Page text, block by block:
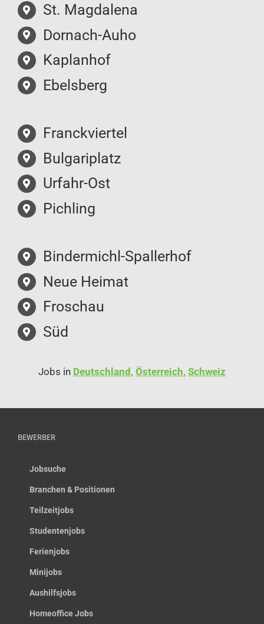
St. Magdalena
Dornach-Auho
Kaplanhof
Ebelsberg
Franckviertel
Bulgariplatz
Urfahr-Ost
Pichling
Bindermichl-Spallerhof
Neue Heimat
Froschau
Süd
Jobs in Deutschland , Österreich, Schweiz
BEWERBER
Jobsuche
Branchen & Positionen
Teilzeitjobs
Studentenjobs
Ferienjobs
Minijobs
Aushilfsjobs
Homeoffice Jobs